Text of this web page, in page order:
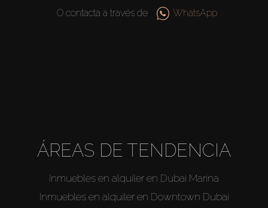
O contacta a través de WhatsApp
ÁREAS DE TENDENCIA
Inmuebles en alquiler en Dubai Marina
Inmuebles en alquiler en Downtown Dubai